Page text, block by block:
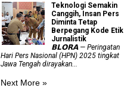
Teknologi Semakin
Canggih, Insan Pers
Diminta Tetap
Berpegang Kode Etik
Jurnalistik
𝗕𝗟𝗢𝗥𝗔 — Peringatan
Hari Pers Nasional (HPN) 2025 tingkat
Jawa Tengah dirayakan...
Next More »